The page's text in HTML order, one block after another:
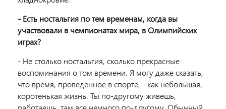
- Есть ностальгия по тем временам, когда вы
участвовали в чемпионатах мира, в Олимпийских
играх?
- Не столько ностальгия, сколько прекрасные
воспоминания о том времени. Я могу даже сказать,
что время, проведенное в спорте, - как небольшая,
коротенькая жизнь. Ты по-другому живешь,